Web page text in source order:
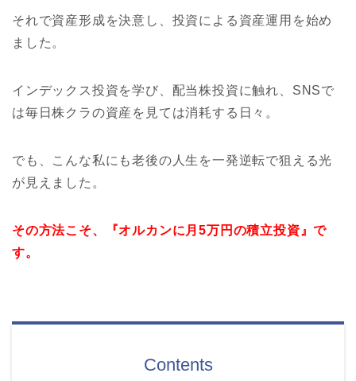
それで資産形成を決意し、投資による資産運用を始め
ました。
インデックス投資を学び、配当株投資に触れ、SNSで
は毎日株クラの資産を見ては消耗する日々。
でも、こんな私にも老後の人生を一発逆転で狙える光
が見えました。
その方法こそ、『オルカンに月5万円の積立投資』で
す。
Contents